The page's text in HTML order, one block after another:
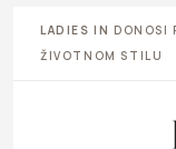
LADIES IN DONOSI
ŽIVOTNOM STILU